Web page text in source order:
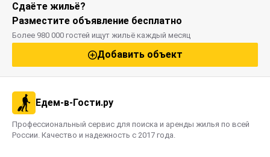
Сдаёте жильё?
Разместите объявление бесплатно
Более 980 000 гостей ищут жильё каждый месяц
Добавить объект
Едем-в-Гости.ру
Профессиональный сервис для поиска и аренды жилья по всей
России. Качество и надежность с 2017 года.